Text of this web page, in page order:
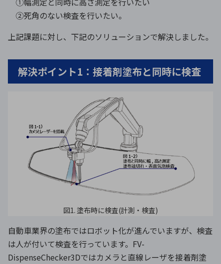
②死角のない検査を行いたい。
上記課題に対し、下記のソリューションで解決しました。
解決ポイント1：接着剤塗布と同時に検査
図1. 塗布時に検査(計測・検査)
自動車業界の塗布ではロボット化が進んでいますが、検査
は人が付いて検査を行っています。FV-
DispenseChecker3Dではカメラと直線レーザを接着剤塗